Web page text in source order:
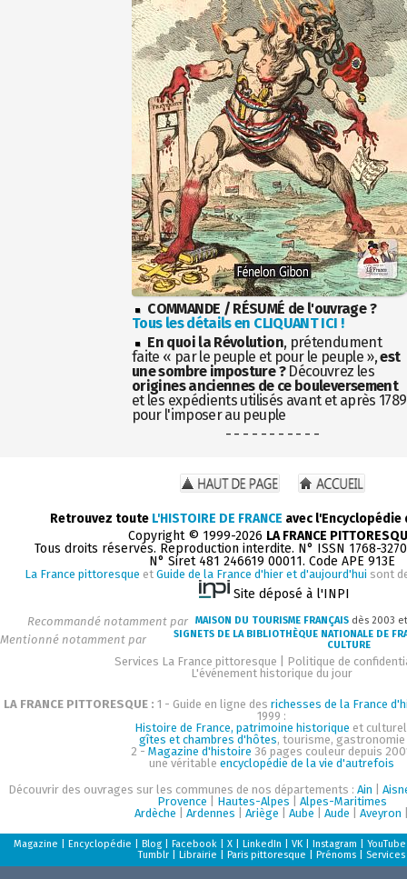
COMMANDE / RÉSUMÉ de l'ouvrage ?
Tous les détails en CLIQUANT ICI !
En quoi la Révolution, prétendument
faite « par le peuple et pour le peuple »,est
une sombre imposture ?Découvrez les
origines anciennes de ce bouleversement
et les expédients utilisés avant et après 1789
pour l'imposer au peuple
- - - - - - - - - - -
Retrouvez toute L'HISTOIRE DE FRANCE avec
Copyright © 1999-2026 LA FRANCE
Tous droits réservés. Reproduction interdite. N° ISSN 1768-
N° Siret 481 246619 00011. Code APE 913E
La France pittoresque et Guide de la France d'hier et d'aujourd'hui sont
Site déposé à l'INPI
Recommandé notamment par MAISON DU TOURISME FRANÇAIS dès 2003
Mentionné notamment par
SIGNETS DE LA BIBLIOTHÈQUE NATIONALE DE
CULTURE
Services La France pittoresque
Politique de
L'événement historique du jour
LA FRANCE PITTORESQUE : 1 - Guide en ligne des richesses de la France
1999 :
Histoire de France, patrimoine historique et
gîtes et chambres d'hôtes, tourisme, gastronomie
2 - Magazine d'histoire 36 pages couleur depuis
une véritableencyclopédie de la vie d'autrefois
Découvrir des ouvrages sur les communes de nos départements :Ain |
Provence
Hautes-Alpes
Alpes-Maritimes
Ardèche |Ardennes |Ariège |Aube |Aude |Aveyron
Magazine |Encyclopédie |Blog |Facebook |X |LinkedIn |VK |Instagram |YouTube
Tumblr |Librairie |Paris pittoresque |Prénoms Services